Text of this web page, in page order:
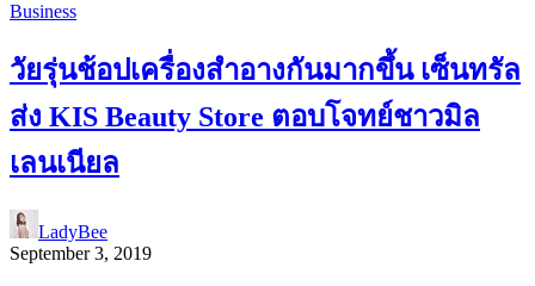
Business
วัยรุ่นช้อปเครื่องสำอางกันมากขึ้น เซ็นทรัล
ส่ง KIS Beauty Store ตอบโจทย์ชาวมิล
เลนเนียล
LadyBee
September 3, 2019